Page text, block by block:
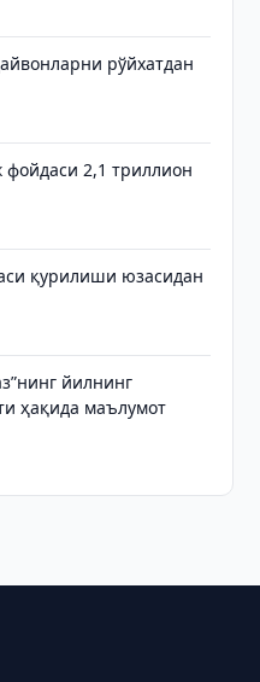
рўйхатдан
2,1 триллион
қурилиши юзасидан
йилнинг
ҳақида маълумот